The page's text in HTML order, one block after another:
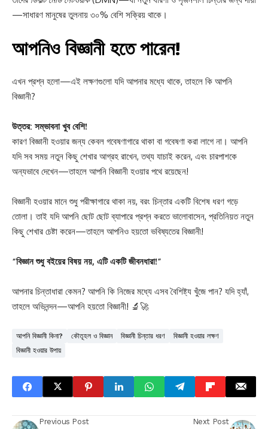
—সাধারণ মানুষের তুলনায় ৩০% বেশি সক্রিয় থাকে।
আপনিও বিজ্ঞানী হতে পারেন!
এখন প্রশ্ন হলো—এই লক্ষণগুলো যদি আপনার মধ্যে থাকে, তাহলে কি আপনি
বিজ্ঞানী?
উত্তর: সম্ভাবনা খুব বেশি!
কারণ বিজ্ঞানী হওয়ার জন্য কেবল গবেষণাগারে থাকা বা গবেষণা করা লাগে না। আপনি
যদি সব সময় নতুন কিছু শেখার আগ্রহ রাখেন, তথ্য যাচাই করেন, এবং চারপাশকে
অন্যভাবে দেখেন—তাহলে আপনি বিজ্ঞানী হওয়ার পথে রয়েছেন!
বিজ্ঞানী হওয়ার মানে শুধু পরীক্ষাগারে থাকা নয়, বরং চিন্তার একটি বিশেষ ধরণ গড়ে
তোলা। তাই যদি আপনি ছোট ছোট ব্যাপারে প্রশ্ন করতে ভালোবাসেন, প্রতিনিয়ত নতুন
কিছু শেখার চেষ্টা করেন—তাহলে আপনিও হয়তো ভবিষ্যতের বিজ্ঞানী!
“বিজ্ঞান শুধু বইয়ের বিষয় নয়, এটি একটি জীবনধারা!”
আপনার চিন্তাধারা কেমন? আপনি কি নিজের মধ্যে এসব বৈশিষ্ট্য খুঁজে পান? যদি হ্যাঁ,
তাহলে অভিনন্দন—আপনি হয়তো বিজ্ঞানী! 🔬🚀
আপনি বিজ্ঞানী কিনা? কৌতূহল ও বিজ্ঞান বিজ্ঞানী চিন্তার ধরণ
বিজ্ঞানী হওয়ার লক্ষণ
বিজ্ঞানী হওয়ার উপায়
Previous Post Next Post